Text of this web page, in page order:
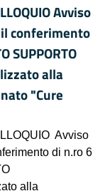
Avviso
conferimento
SUPPORTO
alla
"Cure
Avviso
di n.ro 6
alla